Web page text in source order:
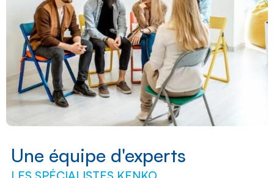
Une équipe d'experts